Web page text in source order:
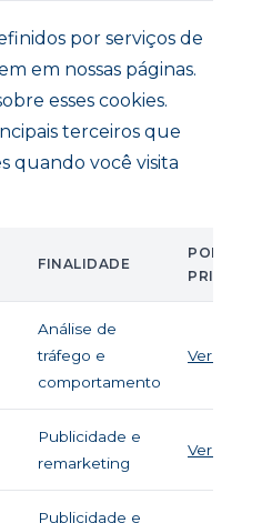
por serviços de
em nossas páginas.
esses cookies.
terceiros que
quando você visita
FINALIDADE
Análise de
tráfego e
comportamento
Ver
Publicidade e
remarketing
Ver
Publicidade e